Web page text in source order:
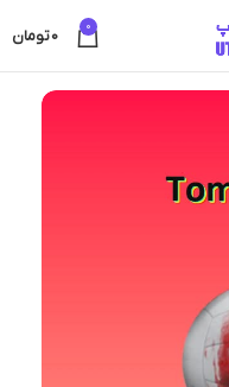
0
0تومان